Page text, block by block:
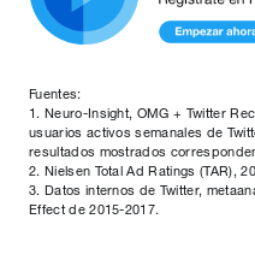
Fuentes:
1. Neuro-Insight, OMG + Twitter
usuarios activos semanales de
resultados mostrados
2. Nielsen Total Ad Ratings (TAR),
3. Datos internos de Twitter,
Effect de 2015-2017.